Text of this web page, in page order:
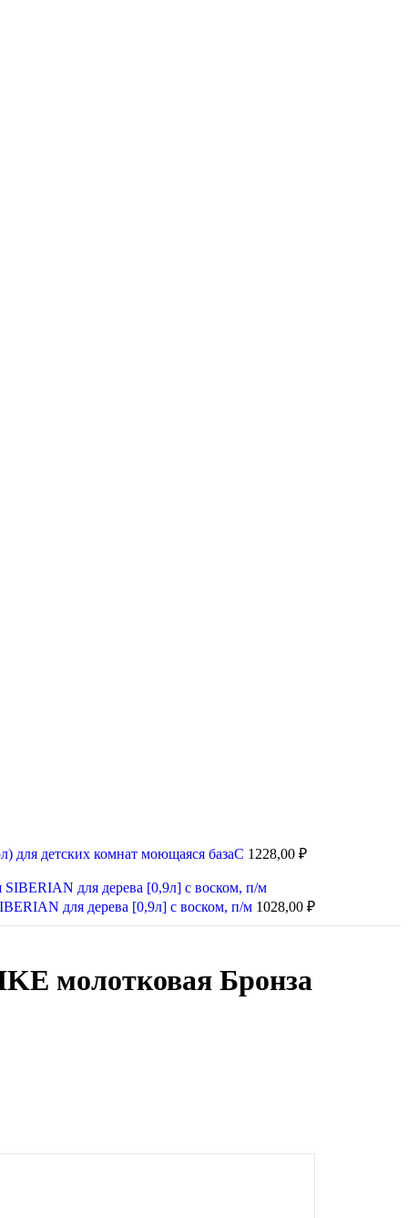
для детских комнат моющаяся базаС 1228,00 ₽
для дерева [0,9л] с воском, п/м 1028,00 ₽
молотковая Бронза